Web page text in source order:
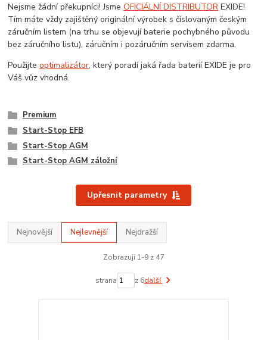
Nejsme žádní překupníci! JsmeOFICIÁLNÍ DISTRIBUTOR EXIDE!
Tím máte vždy zajištěný originální výrobek s číslovaným českým
záručním listem (na trhu se objevují baterie pochybného původu
bez záručního listu), záručním i pozáručním servisem zdarma.
Použijteoptimalizátor, který poradí jaká řada baterií EXIDE je pro
Váš vůz vhodná.
Premium
Start-Stop EFB
Start-Stop AGM
Start-Stop AGM záložní
Upřesnit parametry
Nejnovější Nejlevnější Nejdražší
Zobrazuji 1-9 z 47
strana z 6další